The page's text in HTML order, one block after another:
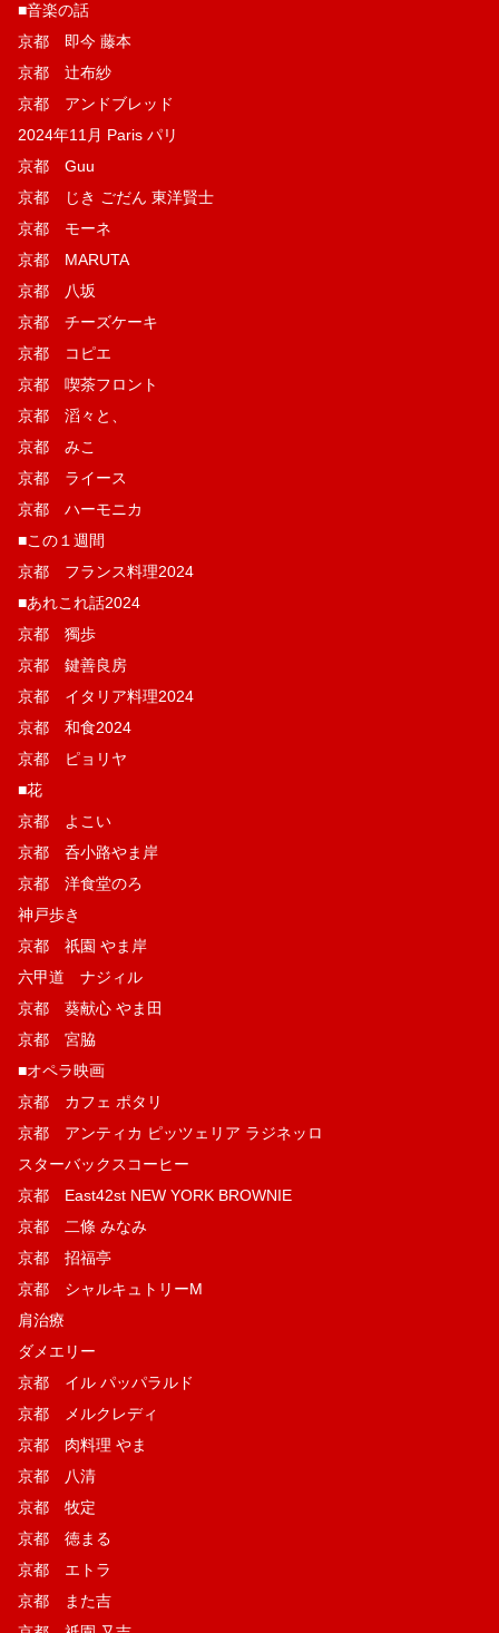
■音楽の話
京都 即今 藤本
京都 辻布紗
京都 アンドブレッド
2024年11月 Paris パリ
京都 Guu
京都 じき ごだん 東洋賢士
京都 モーネ
京都 MARUTA
京都 八坂
京都 チーズケーキ
京都 コピエ
京都 喫茶フロント
京都 滔々と、
京都 みこ
京都 ライース
京都 ハーモニカ
■この１週間
京都 フランス料理2024
■あれこれ話2024
京都 獨歩
京都 鍵善良房
京都 イタリア料理2024
京都 和食2024
京都 ピョリヤ
■花
京都 よこい
京都 呑小路やま岸
京都 洋食堂のろ
神戸歩き
京都 祇園 やま岸
六甲道 ナジィル
京都 葵献心 やま田
京都 宮脇
■オペラ映画
京都 カフェ ポタリ
京都 アンティカ ピッツェリア ラジネッロ
スターバックスコーヒー
京都 East42st NEW YORK BROWNIE
京都 二條 みなみ
京都 招福亭
京都 シャルキュトリーM
肩治療
ダメエリー
京都 イル パッパラルド
京都 メルクレディ
京都 肉料理 やま
京都 八清
京都 牧定
京都 徳まる
京都 エトラ
京都 また吉